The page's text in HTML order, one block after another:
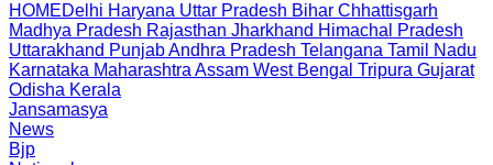
HOMEDelhi Haryana Uttar Pradesh Bihar Chhattisgarh
Madhya Pradesh Rajasthan Jharkhand Himachal Pradesh
Uttarakhand PunjabAndhra Pradesh Telangana Tamil Nadu
Karnataka Maharashtra Assam West Bengal Tripura Gujarat
Odisha Kerala
Jansamasya
News
Bjp